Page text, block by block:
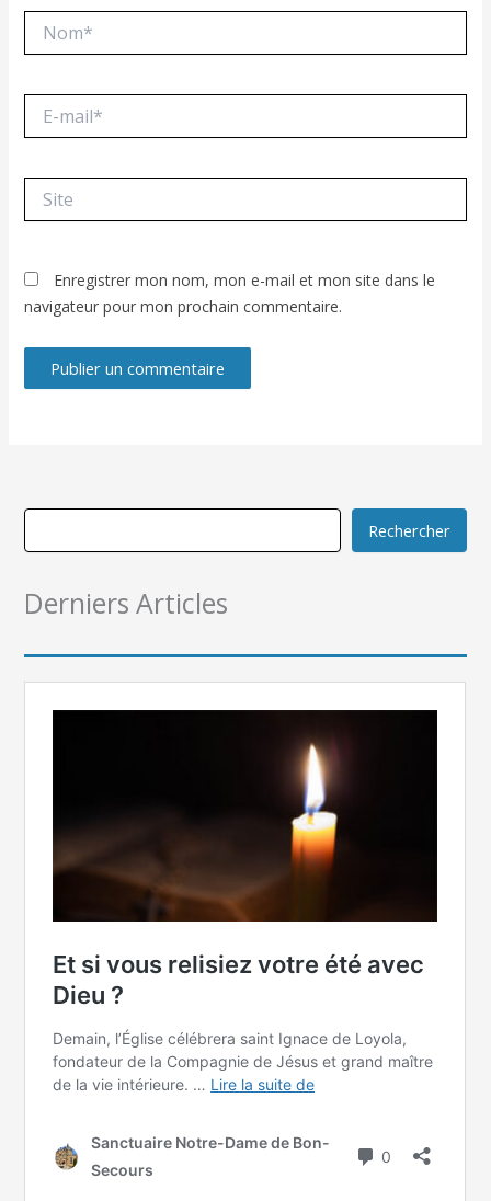
mail*
Enregistrer mon nom, mon e-mail et mon site dans le
navigateur pour mon prochain commentaire.
Rechercher
Derniers Articles